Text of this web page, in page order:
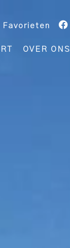
Favorieten
OVER ONS